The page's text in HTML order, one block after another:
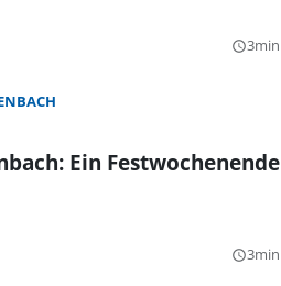
query_builder3min
Ein Festwochenende
query_builder3min